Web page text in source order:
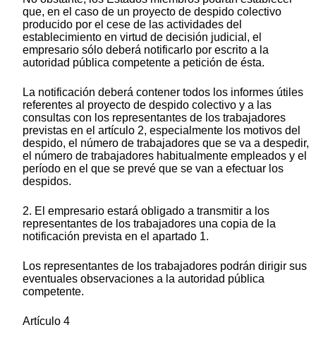
que, en el caso de un proyecto de despido colectivo
producido por el cese de las actividades del
establecimiento en virtud de decisión judicial, el
empresario sólo deberá notificarlo por escrito a la
autoridad pública competente a petición de ésta.
La notificación deberá contener todos los informes útiles
referentes al proyecto de despido colectivo y a las
consultas con los representantes de los trabajadores
previstas en el artículo 2, especialmente los motivos del
despido, el número de trabajadores que se va a despedir,
el número de trabajadores habitualmente empleados y el
período en el que se prevé que se van a efectuar los
despidos.
2. El empresario estará obligado a transmitir a los
representantes de los trabajadores una copia de la
notificación prevista en el apartado 1.
Los representantes de los trabajadores podrán dirigir sus
eventuales observaciones a la autoridad pública
competente.
Artículo 4